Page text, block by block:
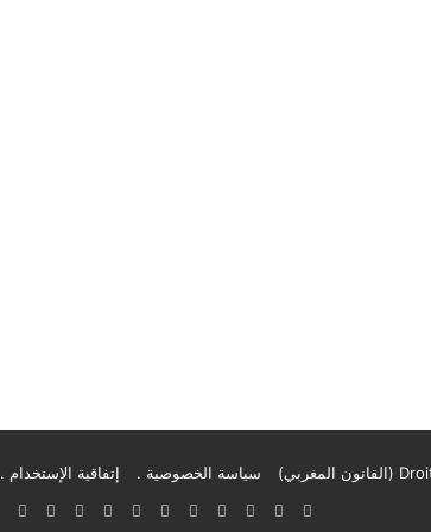
سياسة الخصوصية . إتفاقية الإستخدام .
فيسبوك
بينتيريست‫YouTubeانستقرام تيلقرام‫TikTokواتساب